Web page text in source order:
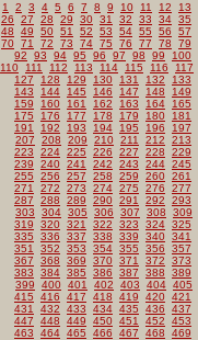
1 2 3 4 5 6 7 8 9 10 11 12
13
26
27 28 29 30 31 32 33 34 35
48
49 50 51 52 53 54 55 56
57
70 71 72 73 74 75 76 77 78
79
92
93 94 95 96 97 98 99
100
110
111 112 113 114 115 116
117
127
128 129 130 131 132
133
143
144 145 146 147 148
149
159
160 161 162 163 164
165
175
176 177 178 179 180
181
191
192 193 194 195 196
197
207
208 209 210 211 212
213
223
224 225 226 227 228
229
239
240 241 242 243 244 245
255
256 257 258 259 260 261
271
272 273 274 275 276
277
287
288 289 290 291 292
293
303
304 305 306 307 308
309
319
320 321 322 323 324 325
335
336 337 338 339 340 341
351
352 353 354 355 356
357
367
368 369 370 371 372
373
383
384 385 386 387 388
389
399
400 401 402 403 404 405
415
416 417 418 419 420 421
431
432 433 434 435 436
437
447
448 449 450 451 452
453
463
464 465 466 467 468 469